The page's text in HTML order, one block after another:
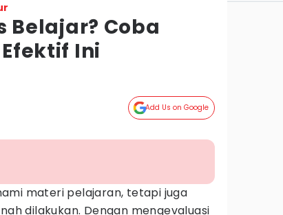
Belajar? Coba
Ini
Add Us on Google
materi pelajaran, tetapi juga
dilakukan. Dengan mengevaluasi